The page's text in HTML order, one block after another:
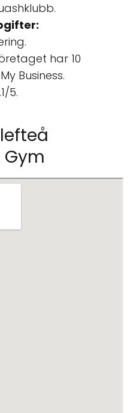
har 10
Business.
5.